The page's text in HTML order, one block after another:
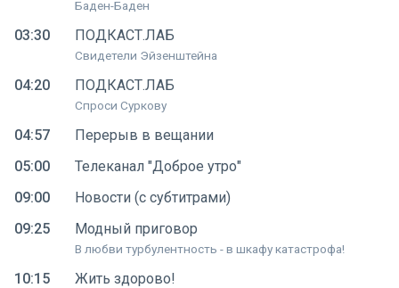
Баден-Баден
03:30 ПОДКАСТ.ЛАБ
Свидетели Эйзенштейна
04:20 ПОДКАСТ.ЛАБ
Спроси Суркову
04:57
Перерыв в вещании
05:00
Телеканал "Доброе утро"
09:00
Новости (с субтитрами)
09:25
Модный приговор
В любви турбулентность - в шкафу катастрофа!
10:15
Жить здорово!